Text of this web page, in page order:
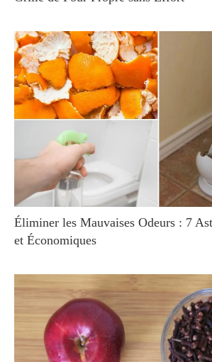
Éliminer les Mauvaises Odeurs : 7
et Économiques